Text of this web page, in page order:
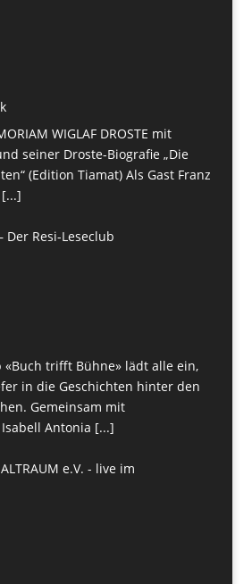
WIGLAF DROSTE mit
seiner Droste-Biografie „Die
(Edition Tiamat) Als Gast Franz
Resi-Leseclub
«Buch trifft Bühne» lädt alle ein,
in die Geschichten hinter den
Gemeinsam mit
Antonia [...]
e.V. - live im